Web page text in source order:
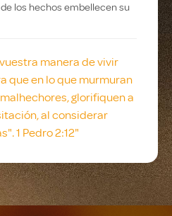
los hechos embellecen su
manera de vivir
que en lo que murmuran
glorifiquen a
al considerar
1 Pedro 2:12"